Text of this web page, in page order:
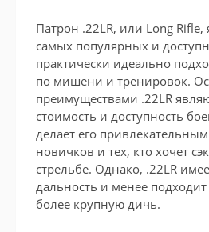
Патрон .22LR, или Long Rifle,
самых популярных и
практически идеально
по мишени и тренировок.
преимуществами .22LR
стоимость и доступность
делает его
новичков и тех, кто хочет
стрельбе. Однако, .22LR
дальность и менее
более крупную дичь.